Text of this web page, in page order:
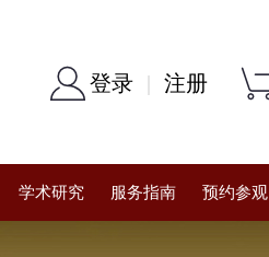
登录 | 注册
学术研究 服务指南 预约参观